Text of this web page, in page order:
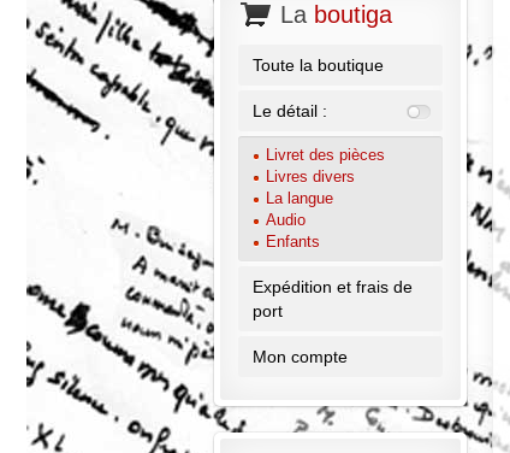
La boutiga
Toute la boutique
Le détail :
Livret des pièces
Livres divers
La langue
Audio
Enfants
Expédition et frais de
port
Mon compte